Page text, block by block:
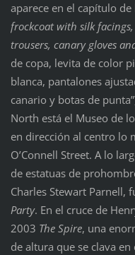
aparece en el capítulo de
frockcoat with silk
trousers, canary gloves
de copa, levita de color
blanca, pantalones
canario y botas de
North está el Museo de
en dirección al centro lo
O’Connell Street. A lo
de estatuas de
Charles Stewart Parnell,
Party. En el cruce de
2003 The Spire, una
de altura que se clava